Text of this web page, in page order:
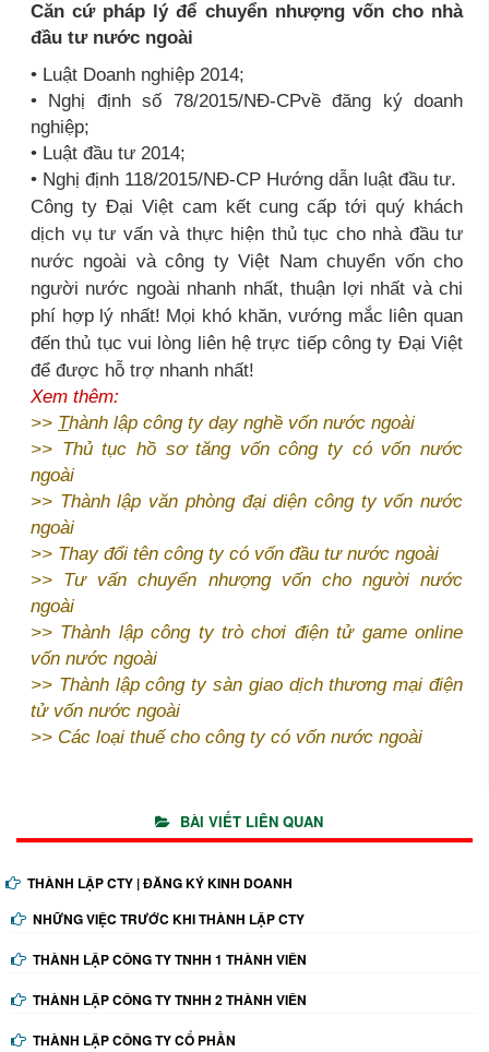
Căn cứ pháp lý để chuyển nhượng vốn cho nhà
đầu tư nước ngoài
• Luật Doanh nghiệp 2014;
• Nghị định số 78/2015/NĐ-CPvề đăng ký doanh
nghiệp;
• Luật đầu tư 2014;
• Nghị định 118/2015/NĐ-CP Hướng dẫn luật đầu tư.
Công ty Đại Việt cam kết cung cấp tới quý khách
dịch vụ tư vấn và thực hiện thủ tục cho nhà đầu tư
nước ngoài và công ty Việt Nam chuyển vốn cho
người nước ngoài nhanh nhất, thuận lợi nhất và chi
phí hợp lý nhất! Mọi khó khăn, vướng mắc liên quan
đến thủ tục vui lòng liên hệ trực tiếp công ty Đại Việt
để được hỗ trợ nhanh nhất!
Xem thêm:
>> Thành lập công ty dạy nghề vốn nước ngoài
>> Thủ tục hồ sơ tăng vốn công ty có vốn nước
ngoài
>> Thành lập văn phòng đại diện công ty vốn nước
ngoài
>> Thay đổi tên công ty có vốn đầu tư nước ngoài
>> Tư vấn chuyển nhượng vốn cho người nước
ngoài
>> Thành lập công ty trò chơi điện tử game online
vốn nước ngoài
>> Thành lập công ty sàn giao dịch thương mại điện
tử vốn nước ngoài
>> Các loại thuế cho công ty có vốn nước ngoài
BÀI VIẾT LIÊN QUAN
THÀNH LẬP CTY | ĐĂNG KÝ KINH DOANH
NHỮNG VIỆC TRƯỚC KHI THÀNH LẬP CTY
THÀNH LẬP CÔNG TY TNHH 1 THÀNH VIÊN
THÀNH LẬP CÔNG TY TNHH 2 THÀNH VIÊN
THÀNH LẬP CÔNG TY CỔ PHẦN